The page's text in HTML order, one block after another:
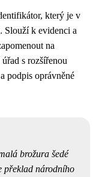
který je v
Slouží k evidenci a
na
s rozšířenou
podpis oprávněné
brožura šedé
překlad národního